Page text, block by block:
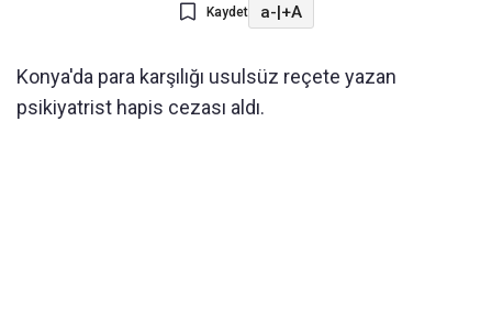
Kaydet a-|+A
Konya'da para karşılığı usulsüz reçete yazan
psikiyatrist hapis cezası aldı.